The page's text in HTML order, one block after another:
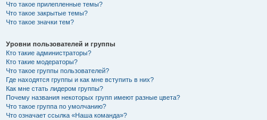
Что такое прилепленные темы?
Что такое закрытые темы?
Что такое значки тем?
Уровни пользователей и группы
Кто такие администраторы?
Кто такие модераторы?
Что такое группы пользователей?
Где находятся группы и как мне вступить в них?
Как мне стать лидером группы?
Почему названия некоторых групп имеют разные цвета?
Что такое группа по умолчанию?
Что означает ссылка «Наша команда»?